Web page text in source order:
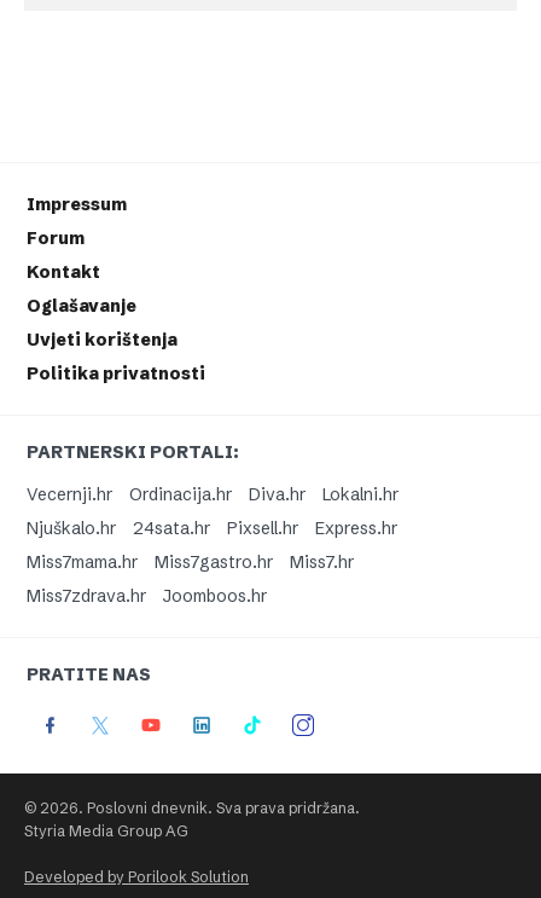
Impressum
Forum
Kontakt
Oglašavanje
Uvjeti korištenja
Politika privatnosti
PARTNERSKI PORTALI:
Vecernji.hr
Ordinacija.hr Diva.hr
Lokalni.hr
Njuškalo.hr
24sata.hr Pixsell.hr
Express.hr
Miss7mama.hr
Miss7gastro.hr
Miss7.hr
Miss7zdrava.hr
Joomboos.hr
PRATITE NAS
© 2026. Poslovni dnevnik. Sva prava pridržana.
Styria Media Group AG
Developed by Porilook Solution